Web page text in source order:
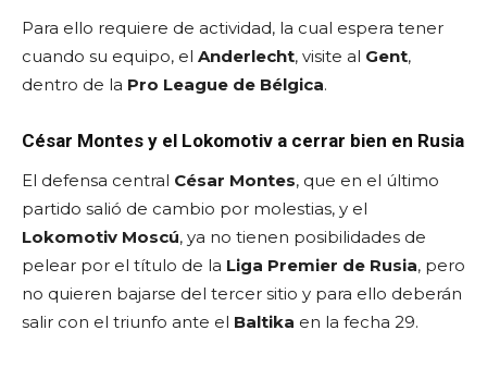
Para ello requiere de actividad, la cual espera tener
cuando su equipo, el Anderlecht, visite al Gent,
dentro de la Pro League de Bélgica.
César Montes y el Lokomotiv a cerrar bien en Rusia
El defensa central César Montes, que en el último
partido salió de cambio por molestias, y el
Lokomotiv Moscú, ya no tienen posibilidades de
pelear por el título de la Liga Premier de Rusia, pero
no quieren bajarse del tercer sitio y para ello deberán
salir con el triunfo ante el Baltika en la fecha 29.